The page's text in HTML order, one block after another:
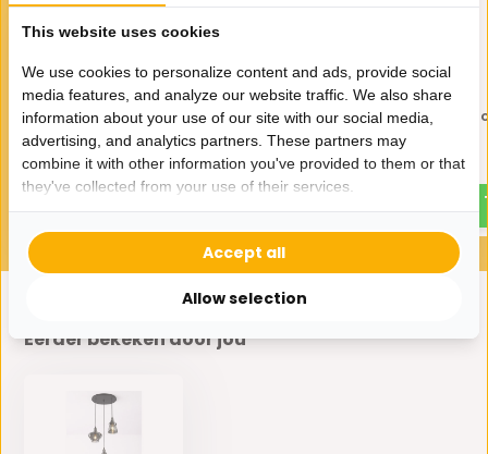
Hanglamp Illusion Smoking
glass 4 lichts
350,- 195,-
Hanglamp Illusion
glass 5 lichts
350,- 215,-
Eerder bekeken door jou
This website uses cookies
We use cookies to personalize content and ads, provide social
media features, and analyze our website traffic. We also share
information about your use of our site with our social media,
advertising, and analytics partners. These partners may
combine it with other information you've provided to them or that
they've collected from your use of their services.
Allow selection
Accept all